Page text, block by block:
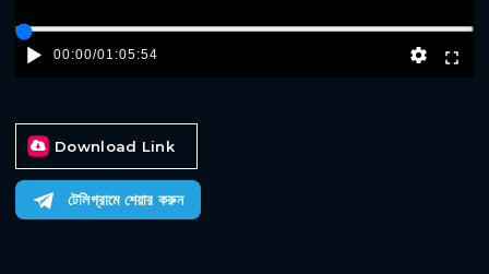
00:00/01:05:54
Download Link
টেলিগ্রামে শেয়ার করুন